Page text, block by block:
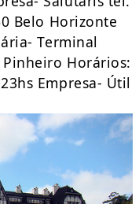
Belo Horizonte
Terminal
Horários:
Empresa- Útil